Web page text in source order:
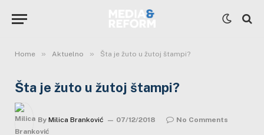
Home » Aktuelno » Šta je žuto u žutoj štampi?
Šta je žuto u žutoj štampi?
By Milica Branković 07/12/2018 No Comments